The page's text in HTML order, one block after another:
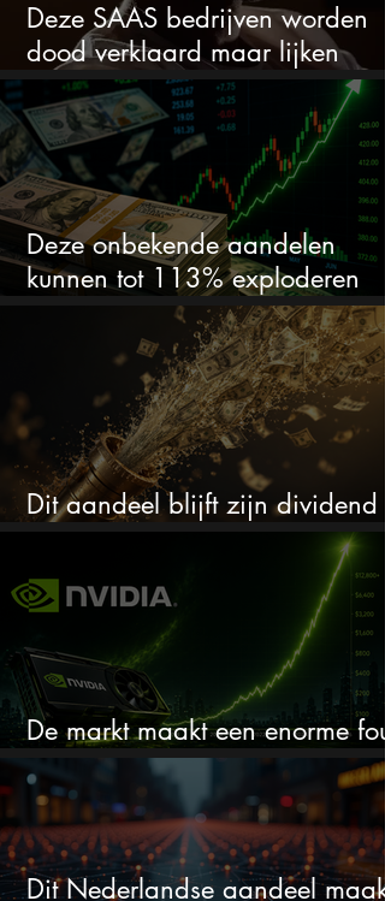
Deze SAAS bedrijven worden
dood verklaard maar lijken
springlevend
Deze onbekende aandelen
kunnen tot 113% exploderen
(één springt eruit)
Dit aandeel blijft zijn dividend
verhogen, wat er ook gebeurt
De markt maakt een enorme fout
Dit Nederlandse aandeel maakt